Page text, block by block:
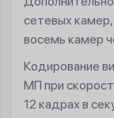
сетевых
восемь камер
Кодирование
МП при
12 кадрах в